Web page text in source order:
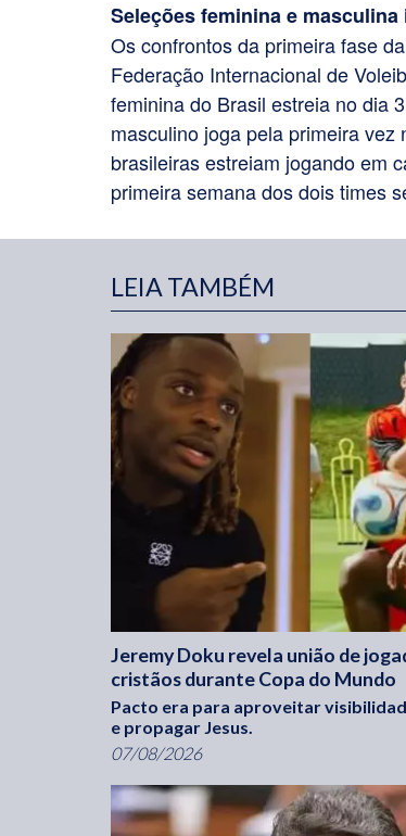
Seleções feminina e
Os confrontos da primeira fase
Federação Internacional de
feminina do Brasil estreia no dia
masculino joga pela primeira
brasileiras estreiam jogando em
primeira semana dos dois times
LEIA TAMBÉM
Jeremy Doku revela união de
cristãos durante Copa do Mundo
Pacto era para aproveitar
e propagar Jesus.
07/08/2026